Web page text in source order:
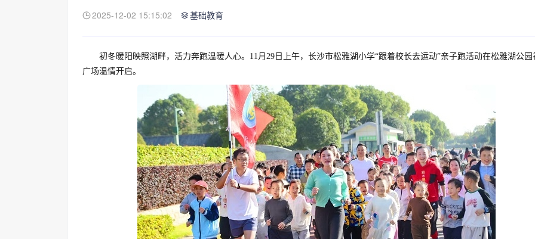
2025-12-02 15:15:02 基础教育
初冬暖阳映照湖畔，活力奔跑温暖人心。11月29日上午，长沙市松雅湖小学“跟着校长去运动”亲子跑活动在松雅湖公园
广场温情开启。